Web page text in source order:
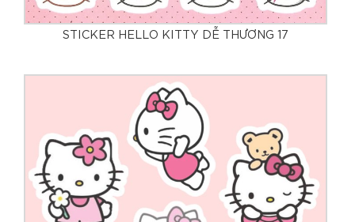
STICKER HELLO KITTY DỄ THƯƠNG 17